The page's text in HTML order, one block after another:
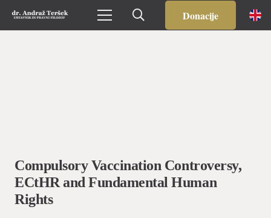
Donacije
Compulsory Vaccination Controversy,
ECtHR and Fundamental Human
Rights